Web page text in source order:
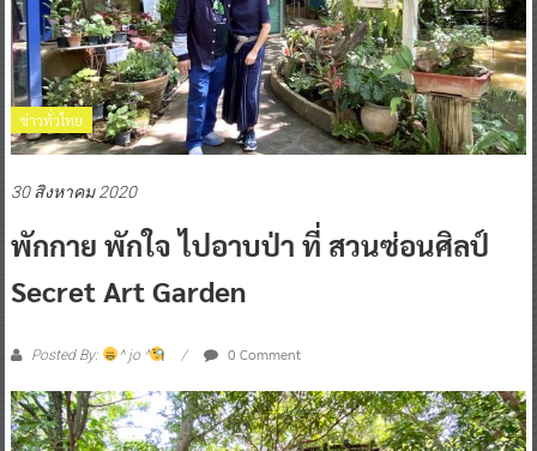
ข่าวทั่วไทย
30 สิงหาคม 2020
พักกาย พักใจ ไปอาบป่า ที่ สวนซ่อนศิลป์
Secret Art Garden
Posted By: ^ jo ^ 0 Comment